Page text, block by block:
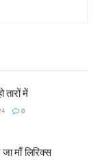
तारों में
0
माँ लिरिक्स